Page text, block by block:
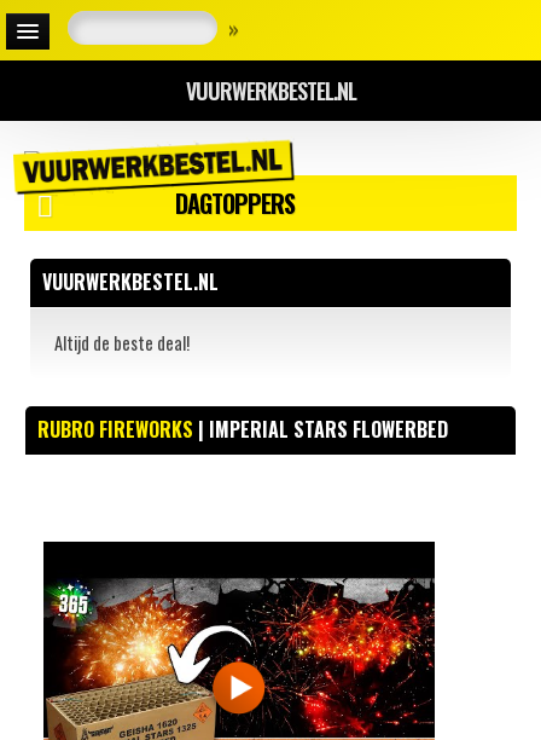
»
VUURWERKBESTEL.NL
DAGTOPPERS
VUURWERKBESTEL.NL
Altijd de beste deal!
RUBRO FIREWORKS | IMPERIAL STARS FLOWERBED